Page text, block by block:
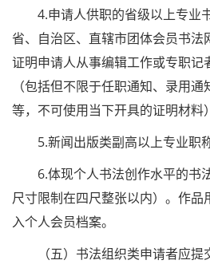
4.申请人供职的省级以上专业
省、自治区、直辖市团体会员书法
证明申请人从事编辑工作或专职记
（包括但不限于任职通知、录用
等，不可使用当下开具的证明材料
5.新闻出版类副高以上专业职
6.体现个人书法创作水平的书
尺寸限制在四尺整张以内）。作
入个人会员档案。
（五）书法组织类申请者应